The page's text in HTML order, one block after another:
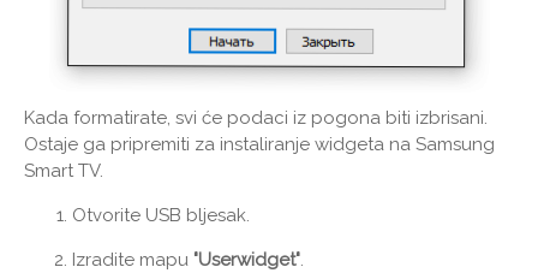
Kada formatirate, svi će podaci iz pogona biti izbrisani.
Ostaje ga pripremiti za instaliranje widgeta na Samsung
Smart TV.
Otvorite USB bljesak.
Izradite mapu "Userwidget".